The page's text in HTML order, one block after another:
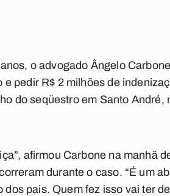
o advogado Ângelo
pedir R$ 2 milhões de
do seqüestro em Santo André,
afirmou Carbone na manhã
durante o caso. “É um
pais. Quem fez isso vai ter